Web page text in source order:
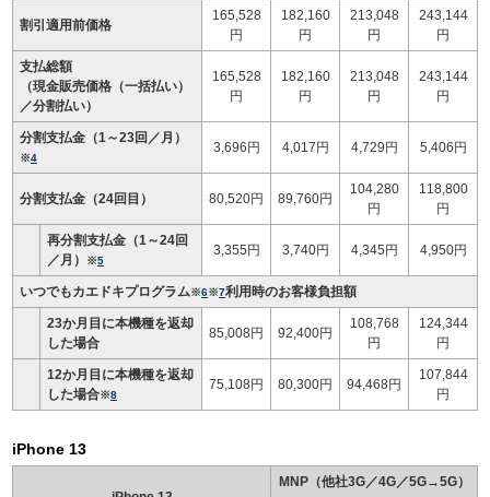
割引適用前価格
165,528
円
182,160
円
213,048
円
243,144
円
支払総額
（現金販売価格（一括払い）
／分割払い）
165,528
円
182,160
円
213,048
円
243,144
円
分割支払金（1～23回／月）
※4
3,696円 4,017円 4,729円 5,406円
分割支払金（24回目） 80,520円 89,760円
104,280
円
118,800
円
再分割支払金（1～24回
／月）
※5
3,355円 3,740円 4,345円 4,950円
いつでもカエドキプログラム※6※7利用時のお客様負担額
23か月目に本機種を返却
した場合
85,008円 92,400円
108,768
円
124,344
円
12か月目に本機種を返却
した場合※8
75,108円 80,300円 94,468円
107,844
円
iPhone 13
MNP（他社3G／4G／5G→5G）